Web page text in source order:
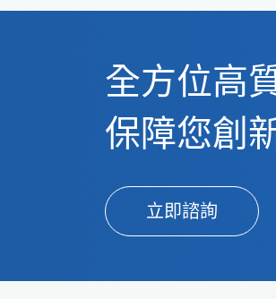
全方位高
保障您創
立即諮詢